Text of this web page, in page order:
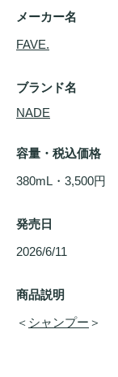
メーカー名
FAVE.
ブランド名
NADE
容量・税込価格
380mL・3,500円
発売日
2026/6/11
商品説明
＜ シャンプー ＞